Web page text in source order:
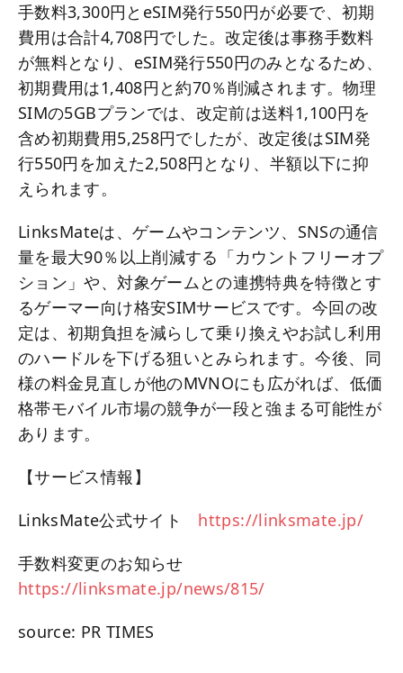
手数料3,300円とeSIM発行550円が必要で、初期
費用は合計4,708円でした。改定後は事務手数料
が無料となり、eSIM発行550円のみとなるため、
初期費用は1,408円と約70％削減されます。物理
SIMの5GBプランでは、改定前は送料1,100円を
含め初期費用5,258円でしたが、改定後はSIM発
行550円を加えた2,508円となり、半額以下に抑
えられます。
LinksMateは、ゲームやコンテンツ、SNSの通信
量を最大90％以上削減する「カウントフリーオプ
ション」や、対象ゲームとの連携特典を特徴とす
るゲーマー向け格安SIMサービスです。今回の改
定は、初期負担を減らして乗り換えやお試し利用
のハードルを下げる狙いとみられます。今後、同
様の料金見直しが他のMVNOにも広がれば、低価
格帯モバイル市場の競争が一段と強まる可能性が
あります。
【サービス情報】
LinksMate公式サイト https://linksmate.jp/
手数料変更のお知らせ
https://linksmate.jp/news/815/
source: PR TIMES